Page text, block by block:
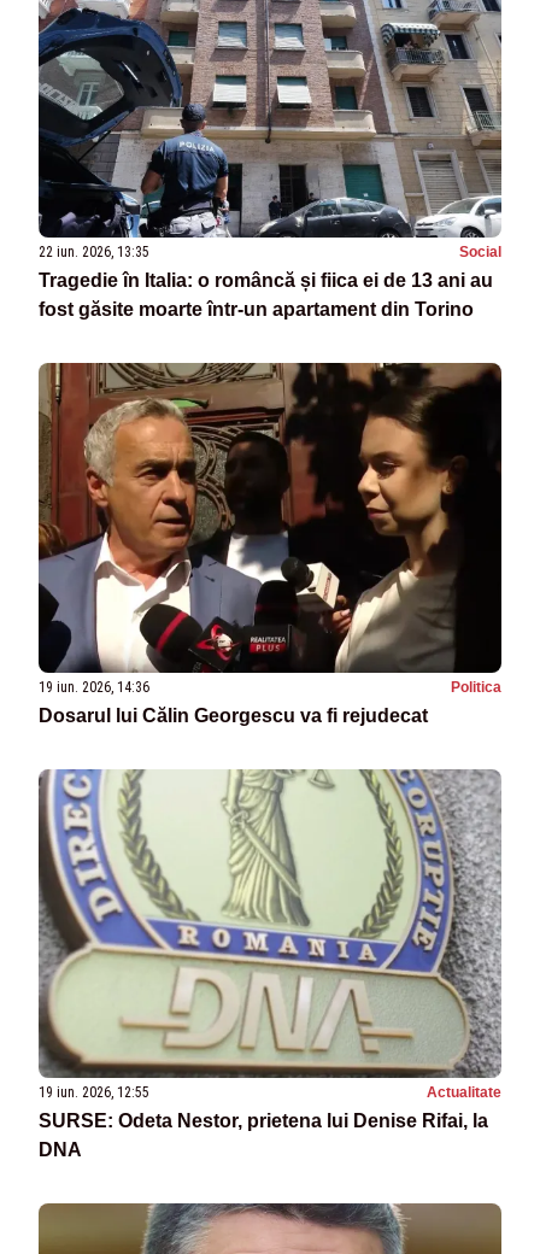
22 iun. 2026, 13:35 Social
Tragedie în Italia: o româncă și fiica ei de 13 ani au
fost găsite moarte într-un apartament din Torino
19 iun. 2026, 14:36 Politica
Dosarul lui Călin Georgescu va fi rejudecat
19 iun. 2026, 12:55 Actualitate
SURSE: Odeta Nestor, prietena lui Denise Rifai, la
DNA